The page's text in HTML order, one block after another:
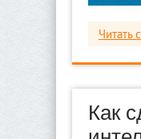
Читать
Как